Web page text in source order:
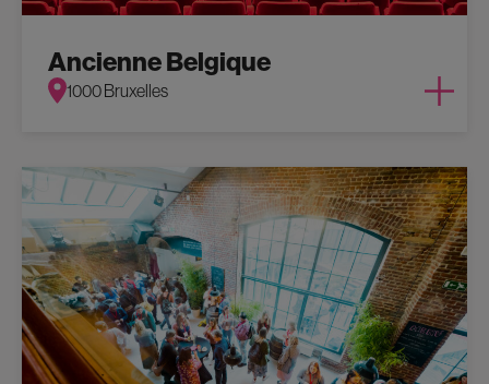
Ancienne Belgique
1000 Bruxelles